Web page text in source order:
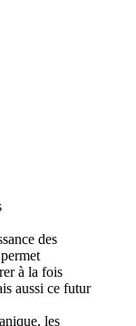
des
à la fois
aussi ce futur
les